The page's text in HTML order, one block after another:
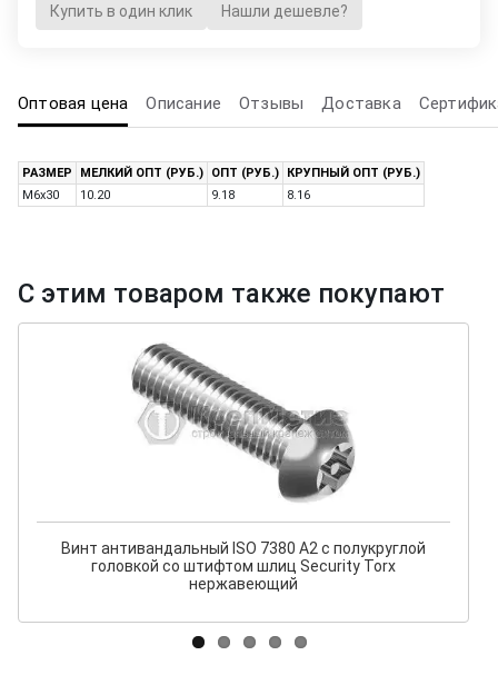
Купить в один клик Нашли дешевле?
Оптовая цена Описание Отзывы Доставка
РАЗМЕР МЕЛКИЙ ОПТ (РУБ.) ОПТ (РУБ.)
КРУПНЫЙ ОПТ (РУБ.)
M6x30
10.20 9.18 8.16
С этим товаром также покупают
Винт антивандальный ISO 7380 А2 с полукруглой
головкой со штифтом шлиц Security Torx
нержавеющий